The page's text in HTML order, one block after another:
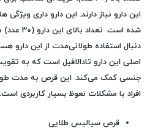
این دارو نیاز دارند. این دارو داری
شده است.
دنبال استفاده طولانی‌مدت از این دارو
اصلی این دارو تادالافیل است که به
جنسی کمک می‌کند. این قرص به مدت
افراد با مشکلات نعوظ بسیار کاربردی است.
قرص سیالیس طلایی